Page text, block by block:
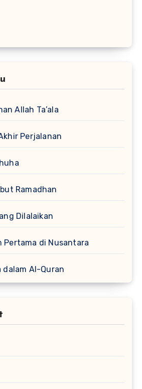
Allah Ta’ala
Perjalanan
Ramadhan
Dilalaikan
Pertama di Nusantara
dalam Al-Quran